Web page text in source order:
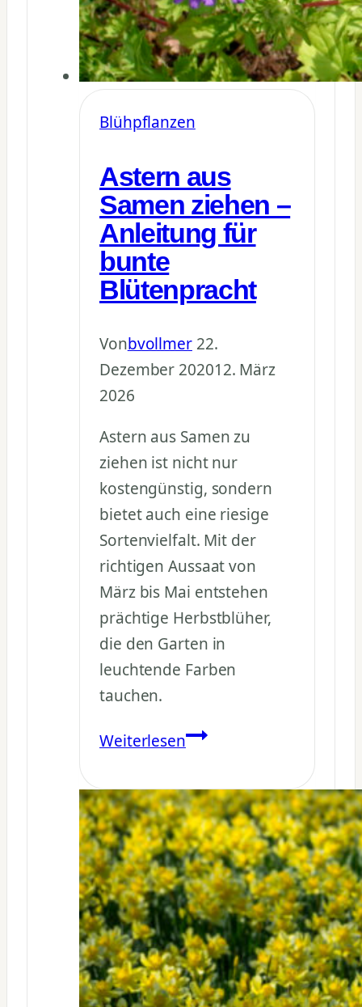
Blühpflanzen
Astern aus
Samen ziehen –
Anleitung für
bunte
Blütenpracht
Vonbvollmer 22.
Dezember 202012. März
2026
Astern aus Samen zu
ziehen ist nicht nur
kostengünstig, sondern
bietet auch eine riesige
Sortenvielfalt. Mit der
richtigen Aussaat von
März bis Mai entstehen
prächtige Herbstblüher,
die den Garten in
leuchtende Farben
tauchen.
WeiterlesenAstern
Samen
ziehen
–
Anleitung
für
bunte
Blütenpracht